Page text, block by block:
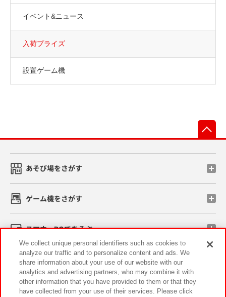
イベント&ニュース
入荷プライズ
設置ゲーム機
あそび場をさがす
ゲーム機をさがす
スマホ・PCであそぶ
イベント・キャンペーン
We collect unique personal identifiers such as cookies to
analyze our traffic and to personalize content and ads. We
share information about your use of our website with our
analytics and advertising partners, who may combine it with
other information that you have provided to them or that they
have collected from your use of their services. Please click